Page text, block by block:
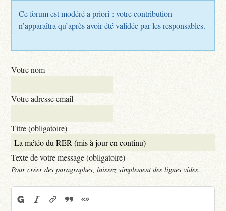
Ce forum est modéré a priori : votre contribution
n’apparaîtra qu’après avoir été validée par les responsables.
Votre nom
Votre adresse email
Titre (obligatoire)
Texte de votre message (obligatoire)
Pour créer des paragraphes, laissez simplement des lignes vides.